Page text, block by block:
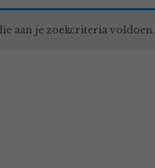
aan je zoekcriteria voldoen.